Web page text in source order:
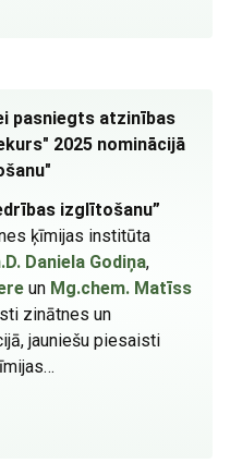
pasniegts atzinības
2025 nominācijā
izglītošanu”
ķīmijas institūta
Daniela Godiņa,
un Mg.chem. Matīss
zinātnes un
jauniešu piesaisti